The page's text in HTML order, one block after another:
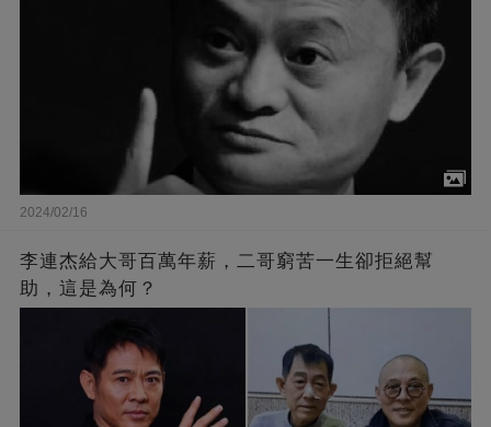
2024/02/16
李連杰給大哥百萬年薪，二哥窮苦一生卻拒絕幫
助，這是為何？